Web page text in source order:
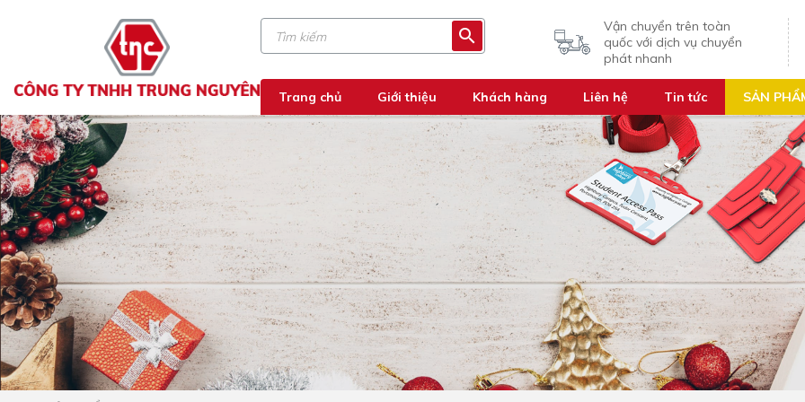
Vận chuyển trên toàn
quốc với dịch vụ chuyển
phát nhanh
Trang chủ Giới thiệu Khách hàng Liên hệ Tin tức SẢN